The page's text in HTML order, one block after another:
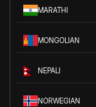
MARATHI
MONGOLIAN
NEPALI
NORWEGIAN